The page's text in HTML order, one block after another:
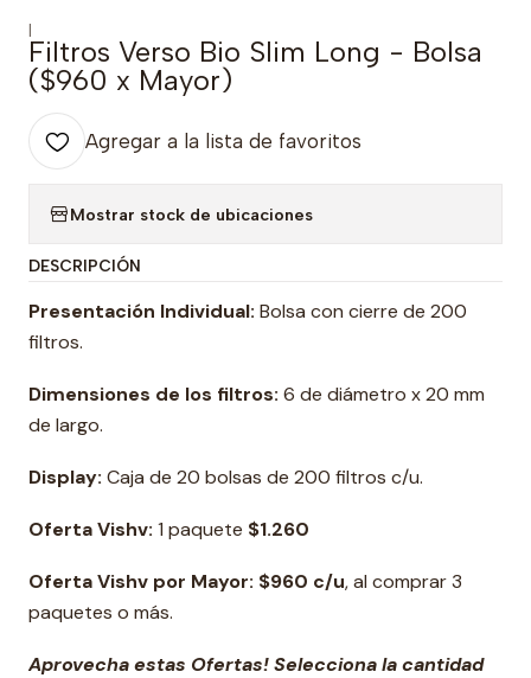
|
Filtros Verso Bio Slim Long - Bolsa
($960 x Mayor)
Agregar a la lista de favoritos
Mostrar stock de ubicaciones
DESCRIPCIÓN
Presentación Individual: Bolsa con cierre de 200
filtros.
Dimensiones de los filtros: 6 de diámetro x 20 mm
de largo.
Display: Caja de 20 bolsas de 200 filtros c/u.
Oferta Vishv: 1 paquete $1.260
Oferta Vishv por Mayor: $960 c/u, al comprar 3
paquetes o más.
Aprovecha estas Ofertas! Selecciona la cantidad